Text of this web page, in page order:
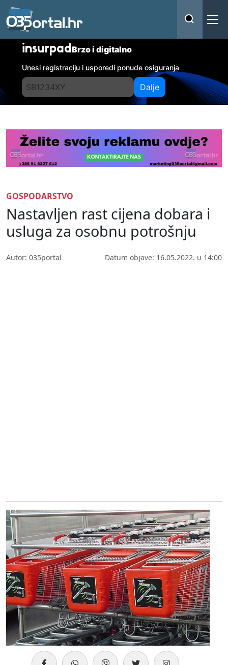
insurpadBrzo i digitalno
Unesi registraciju i usporedi ponude osiguranja
Dalje
GOSPODARSTVO
Nastavljen rast cijena dobara i
usluga za osobnu potrošnju
Autor: 035portal Datum objave: 16.05.2022. u 14:00